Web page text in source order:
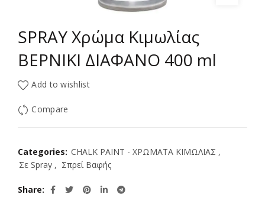
SPRAY Χρώμα Κιμωλίας
ΒΕΡΝΙΚΙ ΔΙΑΦΑΝΟ 400 ml
Add to wishlist
Compare
Categories: CHALK PAINT - ΧΡΩΜΑΤΑ ΚΙΜΩΛΙΑΣ ,
Σε Spray , Σπρεί Βαφής
Share